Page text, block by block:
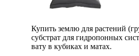
Купить землю для растений
субстрат для гидропонных
вату в кубиках и матах.